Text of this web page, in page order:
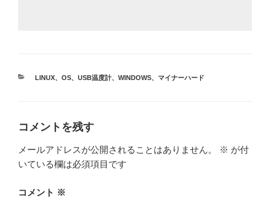
カ
LINUX、 OS、 USB温度計、 WINDOWS、 マイナーハード
コメントを残す
メールアドレスが公開されることはありません。 ※ が付
いている欄は必須項目です
コメント ※